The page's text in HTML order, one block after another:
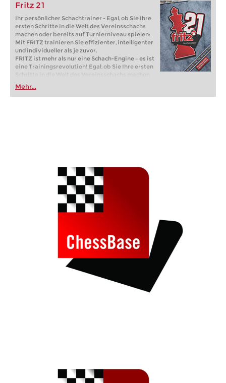
Fritz 21
Ihr persönlicher Schachtrainer - Egal, ob Sie Ihre
ersten Schritte in die Welt des Vereinsschachs
machen oder bereits auf Turnierniveau spielen:
Mit FRITZ trainieren Sie effizienter, intelligenter
und individueller als je zuvor.
FRITZ ist mehr als nur eine Schach-Engine – es ist
eine Trainingsrevolution! Egal, ob Sie Ihre ersten
Schritte in die Welt des Vereinsschachs machen
oder bereits auf Turnierniveau spielen: Mit
FRITZ trainieren Sie effizienter, intelligenter und
individueller als je zuvor.
Mehr...